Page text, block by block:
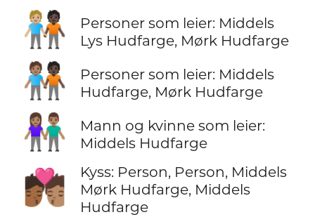
🧑🏼‍🤝‍🧑🏿
Personer som leier: Middels
Lys Hudfarge, Mørk Hudfarge
🧑🏽‍🤝‍🧑🏿
Personer som leier: Middels
Hudfarge, Mørk Hudfarge
👫🏽
Mann og kvinne som leier:
Middels Hudfarge
🧑🏾‍❤️‍💋‍🧑🏽
Kyss: Person, Person, Middels
Mørk Hudfarge, Middels
Hudfarge